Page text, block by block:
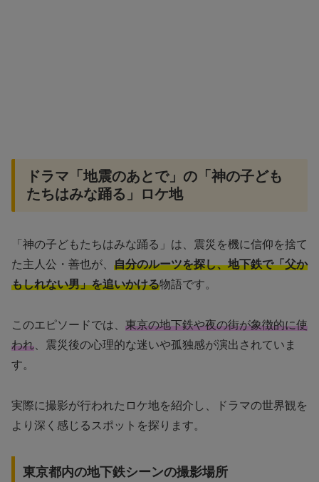
ドラマ「地震のあとで」の「神の子ども
たちはみな踊る」ロケ地
「神の子どもたちはみな踊る」は、震災を機に信仰を捨て
た主人公・善也が、 自分のルーツを探し、地下鉄で「父か
もしれない男」を追いかける物語です。
このエピソードでは、 東京の地下鉄や夜の街が象徴的に使
われ 、震災後の心理的な迷いや孤独感が演出されていま
す。
実際に撮影が行われたロケ地を紹介し、ドラマの世界観を
より深く感じるスポットを探ります。
東京都内の地下鉄シーンの撮影場所